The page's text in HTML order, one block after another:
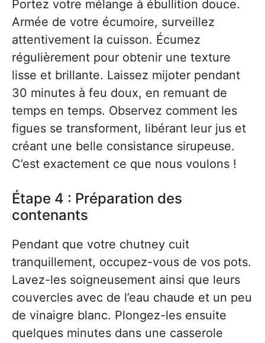
Portez votre mélange à ébullition douce.
Armée de votre écumoire, surveillez
attentivement la cuisson. Écumez
régulièrement pour obtenir une texture
lisse et brillante. Laissez mijoter pendant
30 minutes à feu doux, en remuant de
temps en temps. Observez comment les
figues se transforment, libérant leur jus et
créant une belle consistance sirupeuse.
C’est exactement ce que nous voulons !
Étape 4 : Préparation des
contenants
Pendant que votre chutney cuit
tranquillement, occupez-vous de vos pots.
Lavez-les soigneusement ainsi que leurs
couvercles avec de l’eau chaude et un peu
de vinaigre blanc. Plongez-les ensuite
quelques minutes dans une casserole